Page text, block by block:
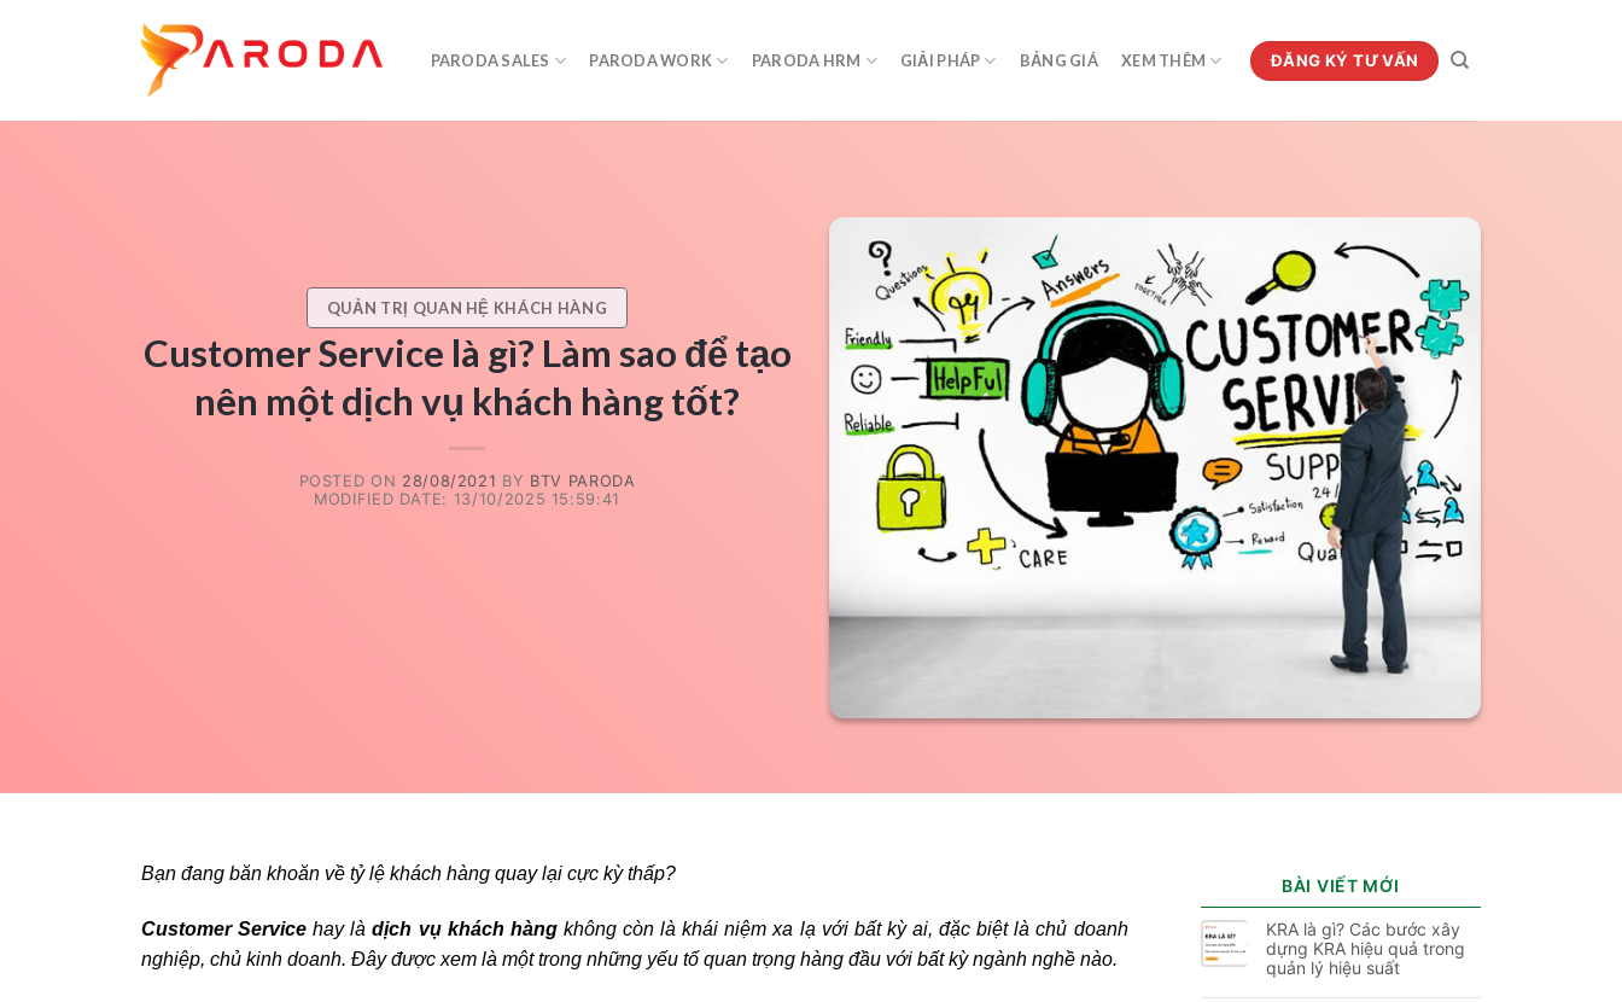
PARODA SALES PARODA WORK PARODA HRM GIẢI PHÁP BẢNG GIÁ XEM THÊM ĐĂNG KÝ TƯ VẤN
QUẢN TRỊ QUAN HỆ KHÁCH HÀNG
Customer Service là gì? Làm sao để tạo
nên một dịch vụ khách hàng tốt?
POSTED ON 28/08/2021 BY BTV PARODA
MODIFIED DATE: 13/10/2025 15:59:41
Bạn đang băn khoăn về tỷ lệ khách hàng quay lại cực kỳ thấp?
Customer Service hay làdịch vụ khách hàngkhông còn là khái niệm xa lạ với bất kỳ ai, đặc biệt là chủ doanh
nghiệp, chủ kinh doanh. Đây được xem là một trong những yếu tố quan trọng hàng đầu với bất kỳ ngành nghề nào.
BÀI VIẾT MỚI
KRA là gì? Các bước xây
dựng KRA hiệu quả trong
quản lý hiệu suất